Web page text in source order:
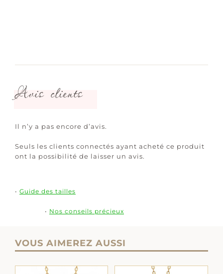
Avis clients
Il n’y a pas encore d’avis.
Seuls les clients connectés ayant acheté ce produit
ont la possibilité de laisser un avis.
• Guide des tailles
• Nos conseils précieux
VOUS AIMEREZ AUSSI